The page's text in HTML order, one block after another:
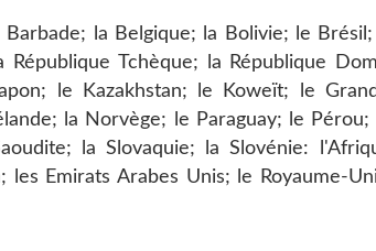
la Belgique; la Bolivie; le Brésil;
Tchèque; la République
le Kazakhstan; le Koweït; le
la Norvège; le Paraguay; le Pérou;
la Slovaquie; la Slovénie:
les Emirats Arabes Unis; le Royaume-